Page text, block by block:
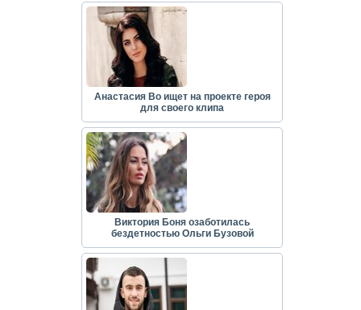
Анастасия Во ищет на проекте героя
для своего клипа
Виктория Боня озаботилась
бездетностью Ольги Бузовой